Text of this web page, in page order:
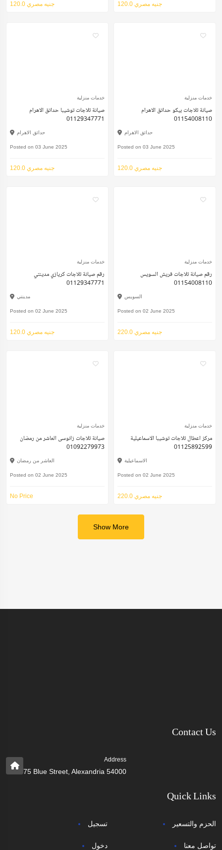
120.0 جنيه مصري 120.0 جنيه مصري
خدمات منزلية
صيانة ثلاجات توشيبا حدائق الاهرام
01129347771
حدائق الاهرام
Posted on 03 June 2025
120.0 جنيه مصري
خدمات منزلية
صيانة ثلاجات بيكو حدائق الاهرام
01154008110
حدائق الاهرام
Posted on 03 June 2025
120.0 جنيه مصري
خدمات منزلية
رقم صيانة ثلاجات كريازي مدينتي
01129347771
مدينتي
Posted on 02 June 2025
120.0 جنيه مصري
خدمات منزلية
رقم صيانة ثلاجات فريش السويس
01154008110
السويس
Posted on 02 June 2025
220.0 جنيه مصري
خدمات منزلية
صيانة ثلاجات زانوسى العاشر من رمضان
01092279973
العاشر من رمضان
Posted on 02 June 2025
No Price
خدمات منزلية
مركز اعطال ثلاجات توشيبا الاسماعيلية
01125892599
الاسماعيلية
Posted on 02 June 2025
220.0 جنيه مصري
Show More
Contact Us
Address
75 Blue Street, Alexandria 54000
Quick Links
تسجيل
دخول
الحزم والتسعير
تواصل معنا